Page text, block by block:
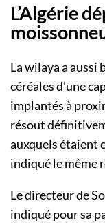
L’Algérie
La wilaya a aussi
céréales d’une
implantés à
résout
auxquels étaient
indiqué le même
Le directeur de
indiqué pour sa